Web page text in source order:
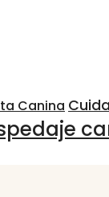
Canina